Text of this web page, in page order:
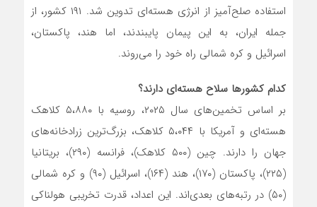
استفاده صلح‌آمیز از انرژی هسته‌ای تدوین شد. ۱۹۱ کشور، از
جمله ایران، به این پیمان پایبندند، اما هند، پاکستان،
اسرائیل و کره شمالی راه خود را می‌روند.
کدام کشورها سلاح هسته‌ای دارند؟
بر اساس تخمین‌های سال ۲۰۲۵، روسیه با ۵،۸۸۰ کلاهک
هسته‌ای و آمریکا با ۵،۰۴۴ کلاهک، بزرگ‌ترین زرادخانه‌های
جهان را دارند. چین (۵۰۰ کلاهک)، فرانسه (۲۹۰)، بریتانیا
(۲۲۵)، پاکستان (۱۷۰)، هند (۱۶۴)، اسرائیل (۹۰) و کره شمالی
(۵۰) در رتبه‌های بعدی‌اند. این اعداد، قدرت تخریبی هولناکی